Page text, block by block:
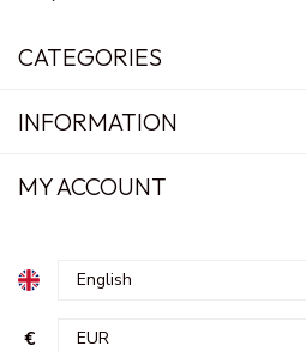
CATEGORIES
INFORMATION
MY ACCOUNT
€